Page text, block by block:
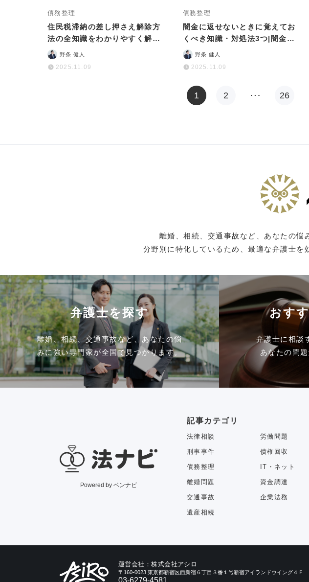
債務整理
住民税滞納の差し押さえ解除方
法の全知識をわかりやすく解説
｜相談先も紹介
野条 健人
2025.11.09
債務整理
闇金に返せないときに覚えてお
くべき知識・対処法3つ|闇金に
返せば大丈夫は嘘！
野条 健人
2025.11.09
1 2 … 26
離婚、相続、交通事故など、あなたの悩
分野別に特化しているため、最適な弁護士を
弁護士を探す
離婚、相続、交通事故など、あなたの悩
みに強い専門家が全国で見つかります。
おす
弁護士に相談
あなたの問
Powered by ベンナビ
記事カテゴリ
法律相談 労働問題
刑事事件 債権回収
債務整理 IT・ネット
離婚問題 資金調達
交通事故 企業法務
遺産相続
運営会社：株式会社アシロ
〒160-0023 東京都新宿区西新宿６丁目３番１号新宿アイランドウイング４Ｆ
03-6279-4581